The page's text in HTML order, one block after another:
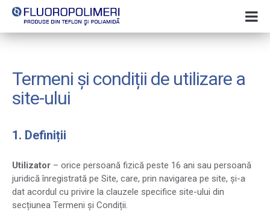
Termeni și condiții de utilizare a
site-ului
1. Definiții
Utilizator – orice persoană fizică peste 16 ani sau persoană
juridică înregistrată pe Site, care, prin navigarea pe site, și-a
dat acordul cu privire la clauzele specifice site-ului din
secțiunea Termeni și Condiții.